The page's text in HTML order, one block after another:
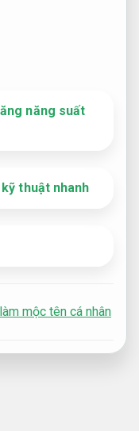
năng suất
thuật nhanh
mộc tên cá nhân